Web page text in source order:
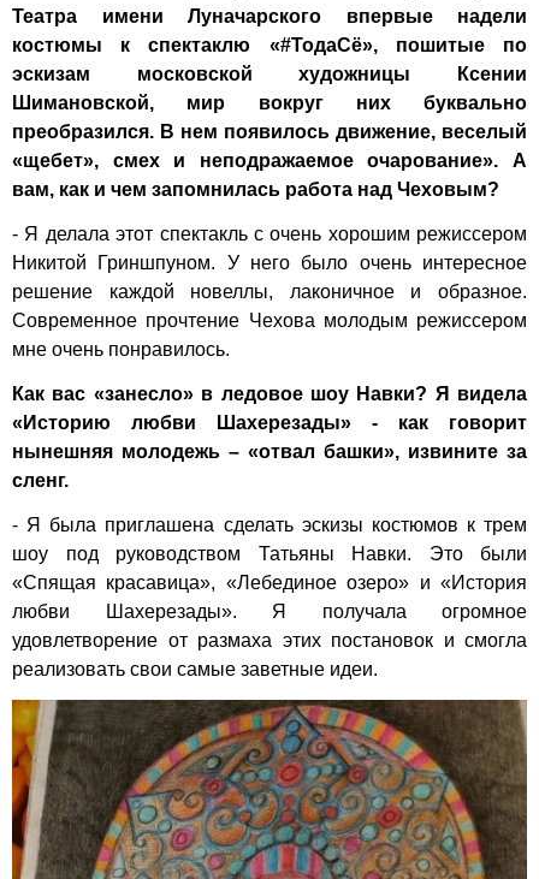
Театра имени Луначарского впервые надели
костюмы к спектаклю «#ТодаСё», пошитые по
эскизам московской художницы Ксении
Шимановской, мир вокруг них буквально
преобразился. В нем появилось движение, веселый
«щебет», смех и неподражаемое очарование». А
вам, как и чем запомнилась работа над Чеховым?
- Я делала этот спектакль с очень хорошим режиссером
Никитой Гриншпуном. У него было очень интересное
решение каждой новеллы, лаконичное и образное.
Современное прочтение Чехова молодым режиссером
мне очень понравилось.
Как вас «занесло» в ледовое шоу Навки? Я видела
«Историю любви Шахерезады» - как говорит
нынешняя молодежь – «отвал башки», извините за
сленг.
- Я была приглашена сделать эскизы костюмов к трем
шоу под руководством Татьяны Навки. Это были
«Спящая красавица», «Лебединое озеро» и «История
любви Шахерезады». Я получала огромное
удовлетворение от размаха этих постановок и смогла
реализовать свои самые заветные идеи.